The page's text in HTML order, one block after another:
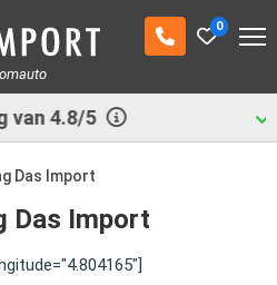
0
Das Import
Das Import